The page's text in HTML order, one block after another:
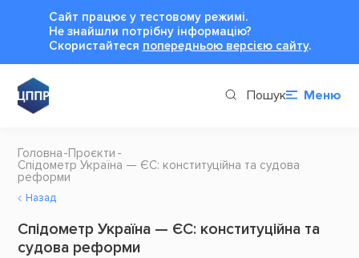
Сайт працює у тестовому режимі.
Не знайшли потрібну інформацію?
Cкористайтеся попередньою версією сайту.
Пошук Меню
Головна Проєкти
Спідометр Україна — ЄС: конституційна та судова
реформи
Назад
Спідометр Україна — ЄС: конституційна та
судова реформи